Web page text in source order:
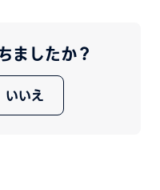
ましたか？
いいえ